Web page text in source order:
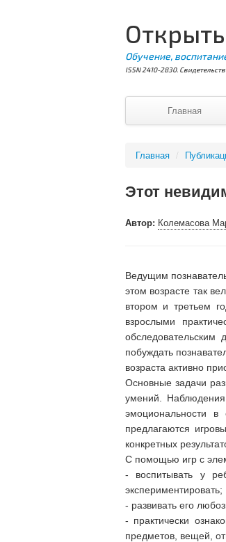
Обучение,
ISSN 2410-2830.
Главная
Главная /
Этот
Автор: Колемасова
Ведущим
этом возрасте так
втором и третьем
взрослыми
побуждать
возраста активно
Основные задачи
умений.
эмоциональности
предлагаются
конкретных
С помощью игр с
- воспитывать у
экспериментировать;
- развивать его
- практически
предметов, вещей,